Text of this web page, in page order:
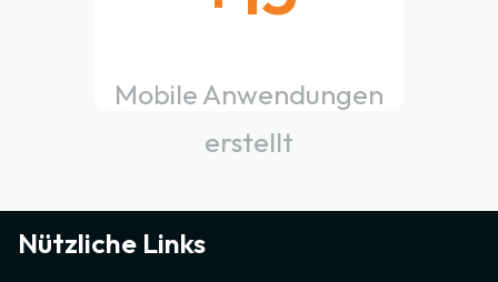
Mobile Anwendungen
erstellt
Nützliche Links